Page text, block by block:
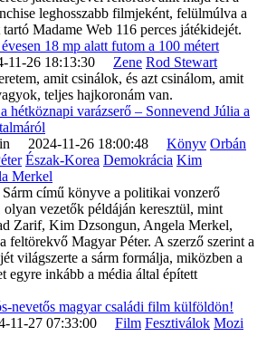
leghosszabb filmjeként, felülmúlva a
Madame Web 116 perces játékidejét.
18 mp alatt futom a 100 métert
11-26 18:13:30 Zene Rod Stewart
amit csinálok, és azt csinálom, amit
teljes hajkoronám van.
hétköznapi varázserő – Sonnevend Júlia a
2024-11-26 18:00:48 Könyv Orbán
Észak-Korea Demokrácia Kim
Merkel
Sárm című könyve a politikai vonzerő
olyan vezetők példáján keresztül, mint
Zarif, Kim Dzsongun, Angela Merkel,
feltörekvő Magyar Péter. A szerző szerint a
világszerte a sárm formálja, miközben a
egyre inkább a média által épített
nevetős magyar családi film külföldön!
11-27 07:33:00 Film Fesztiválok Mozi